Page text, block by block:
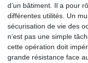
d’un bâtiment. Il a pour
différentes utilités. Un
sécurisation de vie des
n’est pas une simple
cette opération doit
grande résistance face